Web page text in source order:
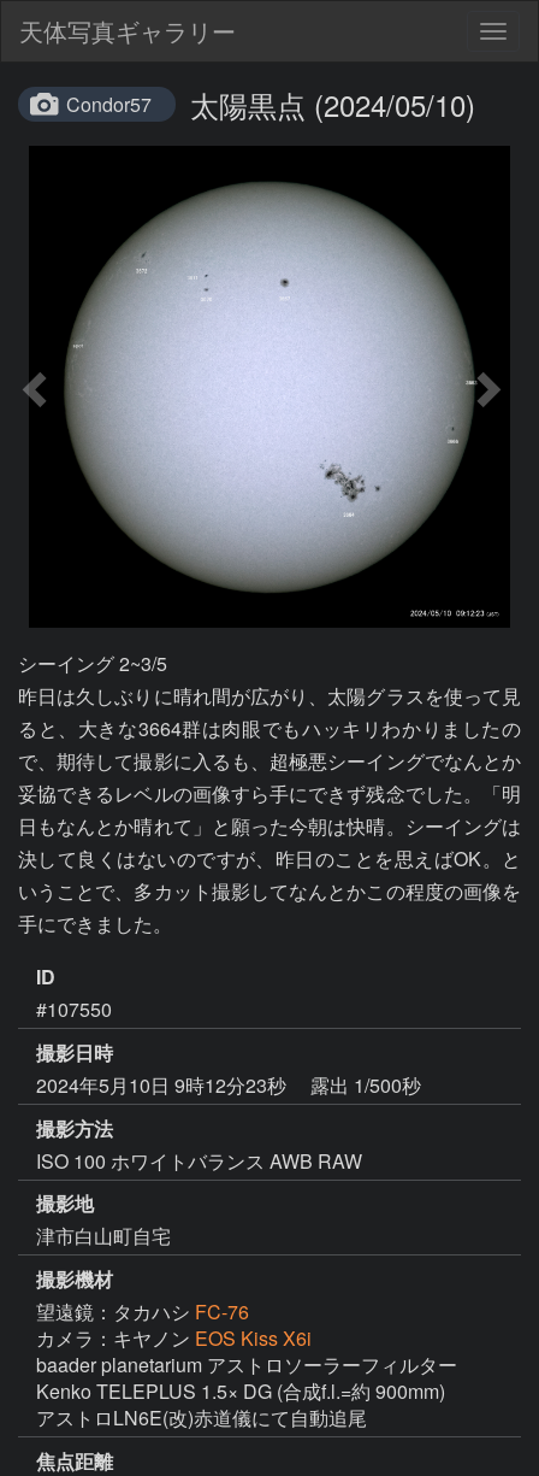
天体写真ギャラリー
Condor57 太陽黒点 (2024/05/10)
シーイング 2~3/5
昨日は久しぶりに晴れ間が広がり、太陽グラスを使って見
ると、大きな3664群は肉眼でもハッキリわかりましたの
で、期待して撮影に入るも、超極悪シーイングでなんとか
妥協できるレベルの画像すら手にできず残念でした。「明
日もなんとか晴れて」と願った今朝は快晴。シーイングは
決して良くはないのですが、昨日のことを思えばOK。と
いうことで、多カット撮影してなんとかこの程度の画像を
手にできました。
ID
#107550
撮影日時
2024年5月10日 9時12分23秒
露出 1/500秒
撮影方法
ISO 100 ホワイトバランス AWB RAW
撮影地
津市白山町自宅
撮影機材
望遠鏡：タカハシ FC-76
カメラ：キヤノン EOS Kiss X6i
baader planetarium アストロソーラーフィルター
Kenko TELEPLUS 1.5× DG (合成f.l.=約 900mm)
アストロLN6E(改)赤道儀にて自動追尾
焦点距離